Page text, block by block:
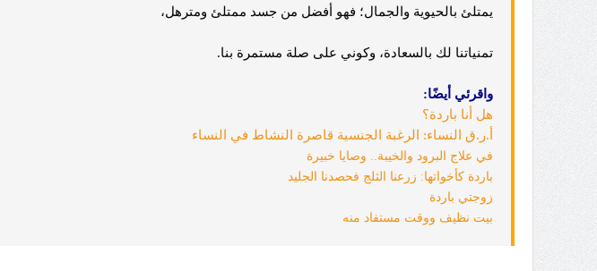
يمتلئ بالحيوية والجمال؛ فهو أفضل من جسد ممتلئ ومترهل،
تمنياتنا لك بالسعادة، وكوني على صلة مستمرة بنا.
واقرئي أيضًا:
هل أنا باردة؟
أ.ر.ق النساء: الرغبة الجنسية قاصرة النشاط في النساء
في علاج البرود والخيبة.. وصايا خبيرة
باردة كأخواتها: زرعنا الثلج فحصدنا الجليد
زوجتي باردة
بيت نظيف ووقت مستفاد منه